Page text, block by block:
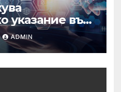
указание във
в
за
на кандидати
ADMIN